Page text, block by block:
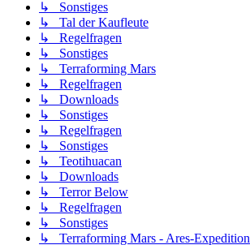
↳ Sonstiges
↳ Tal der Kaufleute
↳ Regelfragen
↳ Sonstiges
↳ Terraforming Mars
↳ Regelfragen
↳ Downloads
↳ Sonstiges
↳ Regelfragen
↳ Sonstiges
↳ Teotihuacan
↳ Downloads
↳ Terror Below
↳ Regelfragen
↳ Sonstiges
↳ Terraforming Mars - Ares-Expedition